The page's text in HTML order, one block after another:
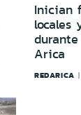
Inician
locales
Arica
REDARICA